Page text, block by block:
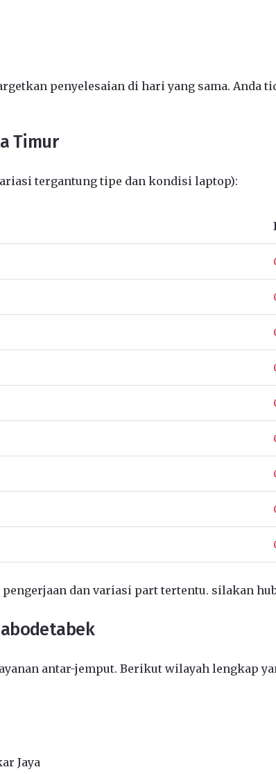
penyelesaian di hari yang sama. Anda
Timur
tergantung tipe dan kondisi laptop):
dan variasi part tertentu. silakan
antar-jemput. Berikut wilayah lengkap
Jaya